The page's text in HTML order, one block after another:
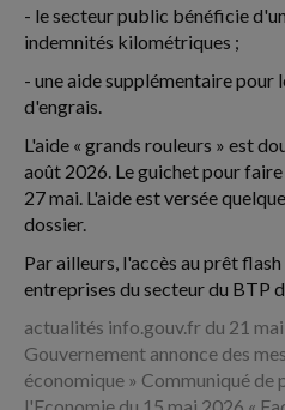
- le secteur public bénéficie
indemnités kilométriques ;
- une aide supplémentaire
d'engrais.
L'aide « grands rouleurs » est
août 2026. Le guichet pour
27 mai. L'aide est versée
dossier.
Par ailleurs, l'accès au prêt
entreprises du secteur du BTP
actualités info.gouv.fr du 21
Gouvernement annonce des
économique » Communiqué de